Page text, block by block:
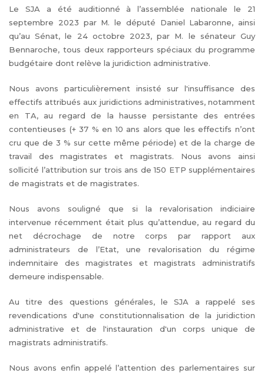
Le SJA a été auditionné à l’assemblée nationale le 21
septembre 2023 par M. le député Daniel Labaronne, ainsi
qu’au Sénat, le 24 octobre 2023, par M. le sénateur Guy
Bennaroche, tous deux rapporteurs spéciaux du programme
budgétaire dont relève la juridiction administrative.
Nous avons particulièrement insisté sur l'insuffisance des
effectifs attribués aux juridictions administratives, notamment
en TA, au regard de la hausse persistante des entrées
contentieuses (+ 37 % en 10 ans alors que les effectifs n’ont
cru que de 3 % sur cette même période) et de la charge de
travail des magistrates et magistrats. Nous avons ainsi
sollicité l’attribution sur trois ans de 150 ETP supplémentaires
de magistrats et de magistrates.
Nous avons souligné que si la revalorisation indiciaire
intervenue récemment était plus qu’attendue, au regard du
net décrochage de notre corps par rapport aux
administrateurs de l’Etat, une revalorisation du régime
indemnitaire des magistrates et magistrats administratifs
demeure indispensable.
Au titre des questions générales, le SJA a rappelé ses
revendications d'une constitutionnalisation de la juridiction
administrative et de l'instauration d'un corps unique de
magistrats administratifs.
Nous avons enfin appelé l’attention des parlementaires sur